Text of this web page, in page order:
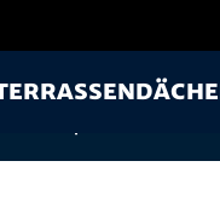
Hergestellt und